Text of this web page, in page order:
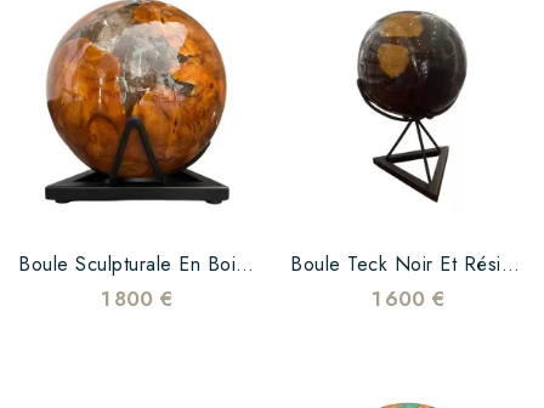
Boule Sculpturale En Bois Massif Et Résine Époxy Transparente - Petit Modèle
1 800 €
Boule Teck Noir Et Résine Transparente
1 600 €